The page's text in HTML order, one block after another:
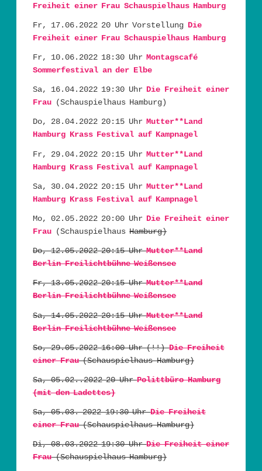
Freiheit einer Frau Schauspielhaus Hamburg
Fr, 17.06.2022 20 Uhr Vorstellung Die
Freiheit einer Frau Schauspielhaus Hamburg
Fr, 10.06.2022 18:30 UhrMontagscafé
Sommerfestival an der Elbe
Sa, 16.04.2022 19:30 Uhr Die Freiheit einer
Frau (Schauspielhaus Hamburg)
Do, 28.04.2022 20:15 UhrMutter**Land
Hamburg Krass Festival auf Kampnagel
Fr, 29.04.2022 20:15 UhrMutter**Land
Hamburg Krass Festival auf Kampnagel
Sa, 30.04.2022 20:15 UhrMutter**Land
Hamburg Krass Festival auf Kampnagel
Mo, 02.05.2022 20:00 Uhr Die Freiheit einer
Frau (SchauspielhausHamburg)
Do, 12.05.2022 20:15 UhrMutter**Land
Berlin Freilichtbühne Weißensee
Fr, 13.05.2022 20:15 UhrMutter**Land
Berlin Freilichtbühne Weißensee
Sa, 14.05.2022 20:15 UhrMutter**Land
Berlin Freilichtbühne Weißensee
So, 29.05.2022 16:00 Uhr (!!)Die Freiheit
einer Frau(Schauspielhaus Hamburg)
Sa, 05.02..2022 20 UhrPolittbüro Hamburg
(mit den Ladettes)
Sa, 05.03. 2022 19:30 UhrDie Freiheit
einer Frau(Schauspielhaus Hamburg)
Di, 08.03.2022 19:30 UhrDie Freiheit einer
Frau(Schauspielhaus Hamburg)